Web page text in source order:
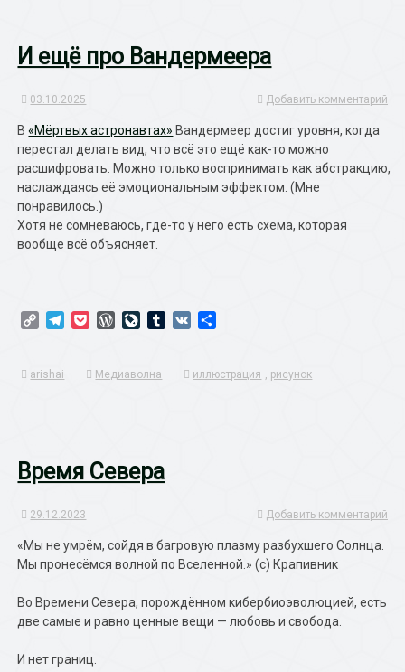
И ещё про Вандермеера
03.10.2025 Добавить комментарий
В«Мёртвых астронавтах» Вандермеер достиг уровня, когда
перестал делать вид, что всё это ещё как-то можно
расшифровать. Можно только воспринимать как абстракцию,
наслаждаясь её эмоциональным эффектом. (Мне
понравилось.)
Хотя не сомневаюсь, где-то у него есть схема, которая
вообще всё объясняет.
Copy TelegramPocketWordPress
LiveJournal
Tumblr
VK
arishai Медиаволна иллюстрация , рисунок
Время Севера
29.12.2023 Добавить комментарий
«Мы не умрём, сойдя в багровую плазму разбухшего Солнца.
Мы пронесёмся волной по Вселенной.» (с) Крапивник
Во Времени Севера, порождённом кибербиоэволюцией, есть
две самые и равно ценные вещи — любовь и свобода.
И нет границ.